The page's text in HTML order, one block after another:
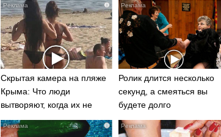
i
Скрытая камера на пляже
Крыма: Что люди
вытворяют, когда их не
видят...
Ролик длится несколько
секунд, а смеяться вы
будете долго
i